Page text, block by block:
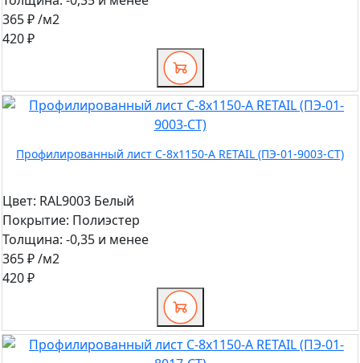
365 ₽/м2
420 ₽
Профилированный лист С-8x1150-A RETAIL (ПЭ-01-9003-СТ)
Цвет: RAL9003 Белый
Покрытие: Полиэстер
Толщина: -0,35 и менее
365 ₽/м2
420 ₽